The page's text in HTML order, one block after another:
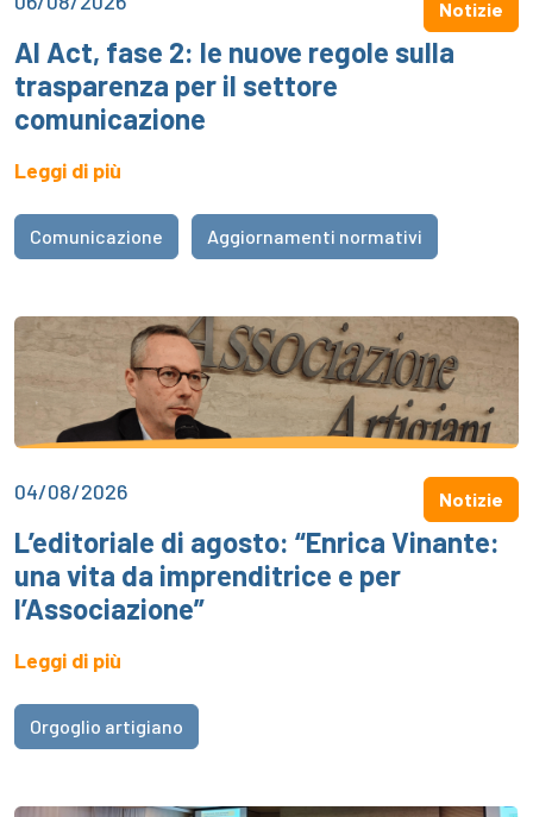
Notizie
AI Act, fase 2: le nuove regole sulla
trasparenza per il settore
comunicazione
Leggi di più
Comunicazione Aggiornamenti normativi
04/08/2026 Notizie
L’editoriale di agosto: “Enrica Vinante:
una vita da imprenditrice e per
l’Associazione”
Leggi di più
Orgoglio artigiano